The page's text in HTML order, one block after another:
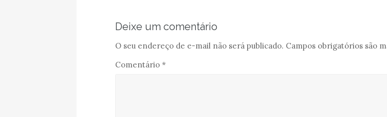
Deixe um comentário
O seu endereço de e-mail não será publicado. Campos obrigatórios são
Comentário*